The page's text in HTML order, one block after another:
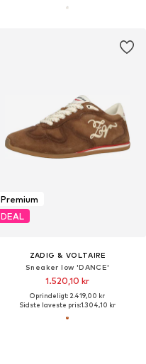
Premium
DEAL
ZADIG & VOLTAIRE
Sneaker low 'DANCE'
1.520,10 kr
Oprindeligt: 2.419,00 kr
Sidste laveste pris:1.304,10 kr